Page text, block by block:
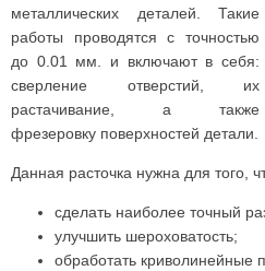
металлических деталей. Такие
работы проводятся с точностью
до 0.01 мм. и включают в себя:
сверление отверстий, их
растачивание, а также
фрезеровку поверхностей детали.
Данная расточка нужна для того,
сделать наиболее точный
улучшить шероховатость;
обработать криволинейные